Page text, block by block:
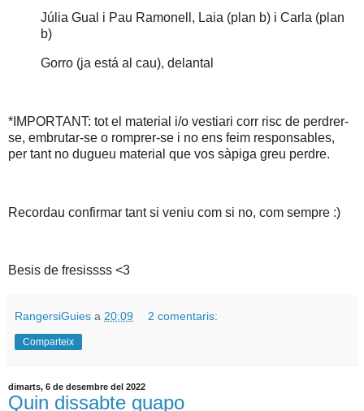
Júlia Gual i Pau Ramonell, Laia (plan b) i Carla (plan
b)
Gorro (ja está al cau), delantal
*IMPORTANT: tot el material i/o vestiari corr risc de perdrer-
se, embrutar-se o romprer-se i no ens feim responsables,
per tant no dugueu material que vos sàpiga greu perdre.
Recordau confirmar tant si veniu com si no, com sempre :)
Besis de fresissss <3
RangersiGuies a 20:09 2 comentaris:
Comparteix
dimarts, 6 de desembre del 2022
Quin dissabte guapo